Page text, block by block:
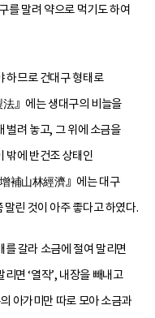
를 말려 약으로 먹기도 하여
하므로 건대구 형태로
』에는 생대구의 비늘을
벌려 놓고, 그 위에 소금을
밖에 반건조 상태인
增補山林經濟』에는 대구
린 것이 아주 좋다고 하였다.
를 갈라 소금에 절여 말리면
면 ‘열작’, 내장을 빼내고
아가미만 따로 모아 소금과